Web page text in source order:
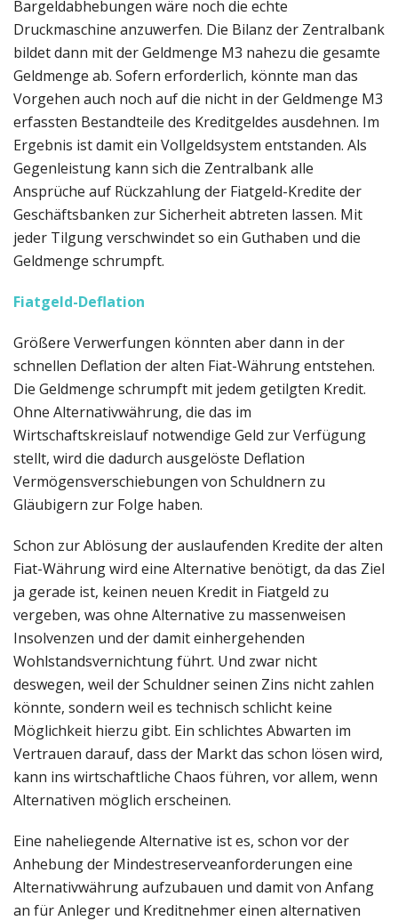
Bargeldabhebungen wäre noch die echte
Druckmaschine anzuwerfen. Die Bilanz der Zentralbank
bildet dann mit der Geldmenge M3 nahezu die gesamte
Geldmenge ab. Sofern erforderlich, könnte man das
Vorgehen auch noch auf die nicht in der Geldmenge M3
erfassten Bestandteile des Kreditgeldes ausdehnen. Im
Ergebnis ist damit ein Vollgeldsystem entstanden. Als
Gegenleistung kann sich die Zentralbank alle
Ansprüche auf Rückzahlung der Fiatgeld-Kredite der
Geschäftsbanken zur Sicherheit abtreten lassen. Mit
jeder Tilgung verschwindet so ein Guthaben und die
Geldmenge schrumpft.
Fiatgeld-Deflation
Größere Verwerfungen könnten aber dann in der
schnellen Deflation der alten Fiat-Währung entstehen.
Die Geldmenge schrumpft mit jedem getilgten Kredit.
Ohne Alternativwährung, die das im
Wirtschaftskreislauf notwendige Geld zur Verfügung
stellt, wird die dadurch ausgelöste Deflation
Vermögensverschiebungen von Schuldnern zu
Gläubigern zur Folge haben.
Schon zur Ablösung der auslaufenden Kredite der alten
Fiat-Währung wird eine Alternative benötigt, da das Ziel
ja gerade ist, keinen neuen Kredit in Fiatgeld zu
vergeben, was ohne Alternative zu massenweisen
Insolvenzen und der damit einhergehenden
Wohlstandsvernichtung führt. Und zwar nicht
deswegen, weil der Schuldner seinen Zins nicht zahlen
könnte, sondern weil es technisch schlicht keine
Möglichkeit hierzu gibt. Ein schlichtes Abwarten im
Vertrauen darauf, dass der Markt das schon lösen wird,
kann ins wirtschaftliche Chaos führen, vor allem, wenn
Alternativen möglich erscheinen.
Eine naheliegende Alternative ist es, schon vor der
Anhebung der Mindestreserveanforderungen eine
Alternativwährung aufzubauen und damit von Anfang
an für Anleger und Kreditnehmer einen alternativen